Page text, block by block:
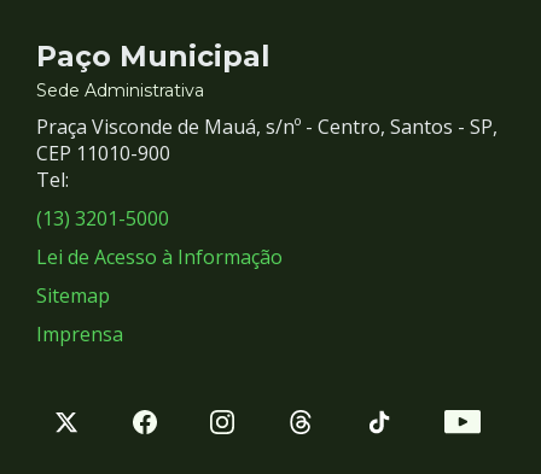
Contato
e
Redes
Sociais
Paço Municipal
Sede Administrativa
Praça Visconde de Mauá, s/nº - Centro, Santos - SP,
CEP 11010-900
Tel:
(13) 3201-5000
Lei de Acesso à Informação
Sitemap
Imprensa